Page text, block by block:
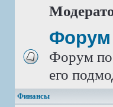
Форум
Форум по
его
Финансы